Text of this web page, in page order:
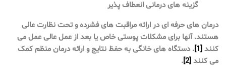
گزینه های درمانی انعطاف پذیر
درمان های حرفه ای در ارائه مراقبت های فشرده و تحت نظارت عالی
هستند. آنها برای مشکلات پوستی خاص یا بعد از عمل عالی عمل می
کنند[1] . دستگاه های خانگی به حفظ نتایج و ارائه درمان منظم کمک
می کنند[2]
.